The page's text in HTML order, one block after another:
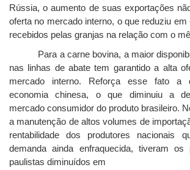
Rússia, o aumento de suas exportações
oferta no mercado interno, o que reduziu em
recebidos pelas granjas na relação com o
Para a carne bovina, a maior
nas linhas de abate tem garantido a alta
mercado interno. Reforça esse fato a
economia chinesa, o que diminuiu a
mercado consumidor do produto brasileiro.
a manutenção de altos volumes de
rentabilidade dos produtores nacionais
demanda ainda enfraquecida, tiveram
paulistas diminuídos em